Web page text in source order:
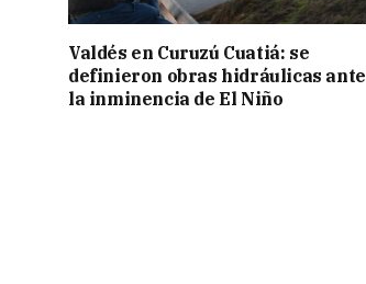
Valdés en Curuzú Cuatiá: se
definieron obras hidráulicas ante
la inminencia de El Niño